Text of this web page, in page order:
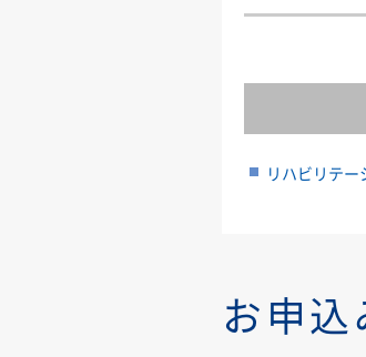
リハビリテー
お申込